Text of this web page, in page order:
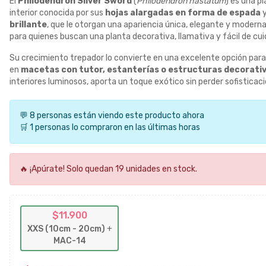
interior conocida por sus hojas alargadas en forma de espada
brillante, que le otorgan una apariencia única, elegante y
para quienes buscan una planta decorativa, llamativa y fácil de
Su crecimiento trepador lo convierte en una excelente opción
en macetas con tutor, estanterías o estructuras
interiores luminosos, aporta un toque exótico sin perder
💬 8 personas están viendo este producto ahora
🛒 1 personas lo compraron en las últimas horas
🔥 ¡Apúrate! Solo quedan 19 unidades en stock.
$11.900
XXS (10cm - 20cm) +
MAC-14